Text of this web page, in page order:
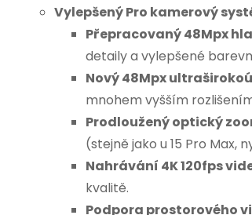
Vylepšený Pro kamerový
Přepracovaný 48Mpx
detaily a vylepšené
Nový 48Mpx
mnohem vyšším
Prodloužený optický
(stejně jako u 15 Pro Max,
Nahrávání 4K 120fps
kvalitě.
Podpora prostorového